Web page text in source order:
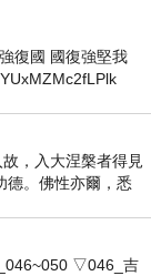
復國 國復強堅我
，入大涅槃者得見
德。佛性亦爾，悉
▽046_吉